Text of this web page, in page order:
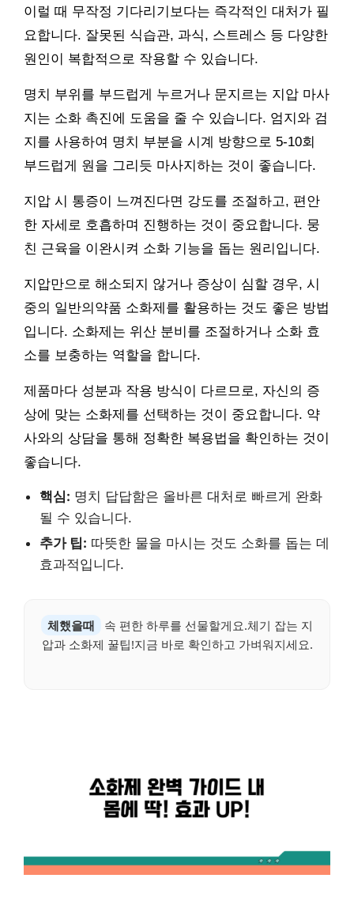
이럴 때 무작정 기다리기보다는 즉각적인 대처가 필
요합니다. 잘못된 식습관, 과식, 스트레스 등 다양한
원인이 복합적으로 작용할 수 있습니다.
명치 부위를 부드럽게 누르거나 문지르는 지압 마사
지는 소화 촉진에 도움을 줄 수 있습니다. 엄지와 검
지를 사용하여 명치 부분을 시계 방향으로 5-10회
부드럽게 원을 그리듯 마사지하는 것이 좋습니다.
지압 시 통증이 느껴진다면 강도를 조절하고, 편안
한 자세로 호흡하며 진행하는 것이 중요합니다. 뭉
친 근육을 이완시켜 소화 기능을 돕는 원리입니다.
지압만으로 해소되지 않거나 증상이 심할 경우, 시
중의 일반의약품 소화제를 활용하는 것도 좋은 방법
입니다. 소화제는 위산 분비를 조절하거나 소화 효
소를 보충하는 역할을 합니다.
제품마다 성분과 작용 방식이 다르므로, 자신의 증
상에 맞는 소화제를 선택하는 것이 중요합니다. 약
사와의 상담을 통해 정확한 복용법을 확인하는 것이
좋습니다.
핵심: 명치 답답함은 올바른 대처로 빠르게 완화
될 수 있습니다.
추가 팁: 따뜻한 물을 마시는 것도 소화를 돕는 데
효과적입니다.
체했을때
속 편한 하루를 선물할게요.체기 잡는 지
압과 소화제 꿀팁!지금 바로 확인하고 가벼워지세요.